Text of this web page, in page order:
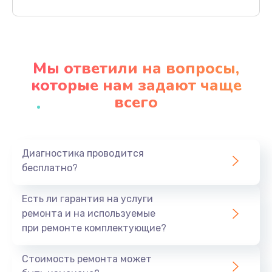
Заказать
Замена кнопки Home (домой)
Замена сканера отпечатка
Заказать
390 руб.
Мы ответили на вопросы,
которые нам задают чаще
всего
Диагностика проводится
бесплатно?
Есть ли гарантия на услуги
ремонта и на используемые
при ремонте комплектующие?
Стоимость ремонта может